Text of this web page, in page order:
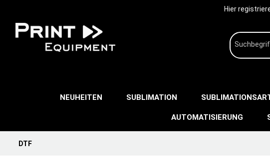
Hier
NEUHEITEN SUBLIMATION
AUTOMATISIERUNG
DTF